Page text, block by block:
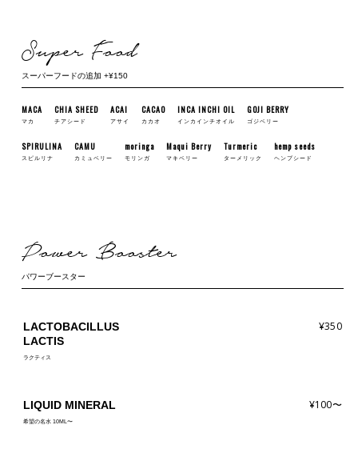
Super Food
スーパーフードの追加 +¥150
MACA
マカ
CHIA SHEED
チアシード
ACAI
アサイ
CACAO
カカオ
INCA INCHI OIL
インカインチオイル
GOJI BERRY
ゴジベリー
SPIRULINA
スピルリナ
CAMU
カミュベリー
moringa
モリンガ
Maqui Berry
マキベリー
Turmeric
ターメリック
hemp seeds
ヘンプシード
Power Booster
パワーブースター
LACTOBACILLUS
LACTIS
ラクティス
¥350
LIQUID MINERAL
希望の名水 10ML〜
¥100〜